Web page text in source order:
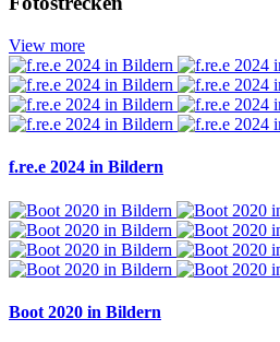
View more
f.re.e 2024 in Bildern
Boot 2020 in Bildern